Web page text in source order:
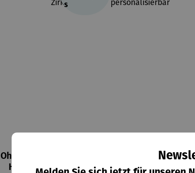
Ohrringe |
Herz –
s
| 333er
zur Geburt